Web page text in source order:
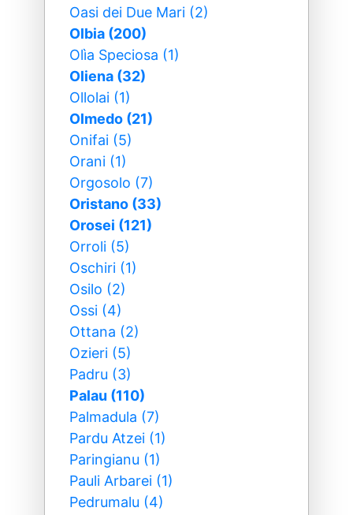
Oasi dei Due Mari (2)
Olbia (200)
Olìa Speciosa (1)
Oliena (32)
Ollolai (1)
Olmedo (21)
Onifai (5)
Orani (1)
Orgosolo (7)
Oristano (33)
Orosei (121)
Orroli (5)
Oschiri (1)
Osilo (2)
Ossi (4)
Ottana (2)
Ozieri (5)
Padru (3)
Palau (110)
Palmadula (7)
Pardu Atzei (1)
Paringianu (1)
Pauli Arbarei (1)
Pedrumalu (4)